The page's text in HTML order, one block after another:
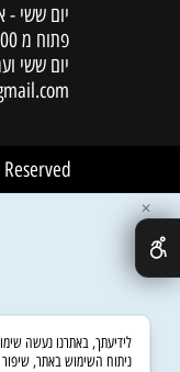
יום ששי -
פתוח מ 10.00- 13.00
יום ששי
✕
ניתוח השימוש באתר,